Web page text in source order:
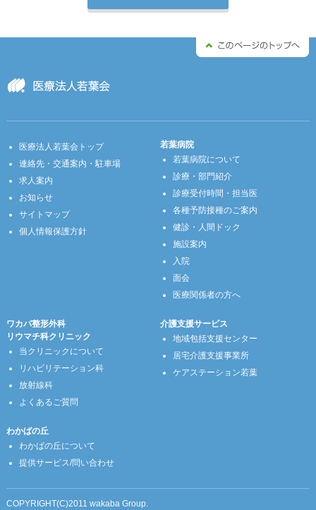
医療法人若葉会トップ
連絡先・交通案内・駐車場
求人案内
お知らせ
サイトマップ
個人情報保護方針
若葉病院
若葉病院について
診療・部門紹介
診療受付時間・担当医
各種予防接種のご案内
健診・人間ドック
施設案内
入院
面会
医療関係者の方へ
ワカバ整形外科
リウマチ科クリニック
当クリニックについて
リハビリテーション科
放射線科
よくあるご質問
わかばの丘
わかばの丘について
提供サービス/問い合わせ
介護支援サービス
地域包括支援センター
居宅介護支援事業所
ケアステーション若葉
COPYRIGHT(C)2011 wakaba Group.